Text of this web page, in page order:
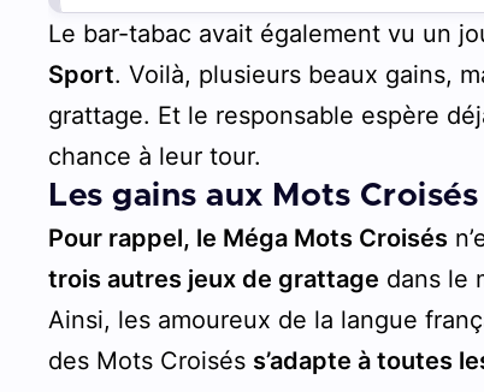
Le bar-tabac avait également vu un
Sport. Voilà, plusieurs beaux gains,
grattage. Et le responsable espère
chance à leur tour.
Les gains aux Mots
Pour rappel, le Méga Mots Croisés
trois autres jeux de grattage dans le
Ainsi, les amoureux de la langue
des Mots Croisés s’adapte à toutes